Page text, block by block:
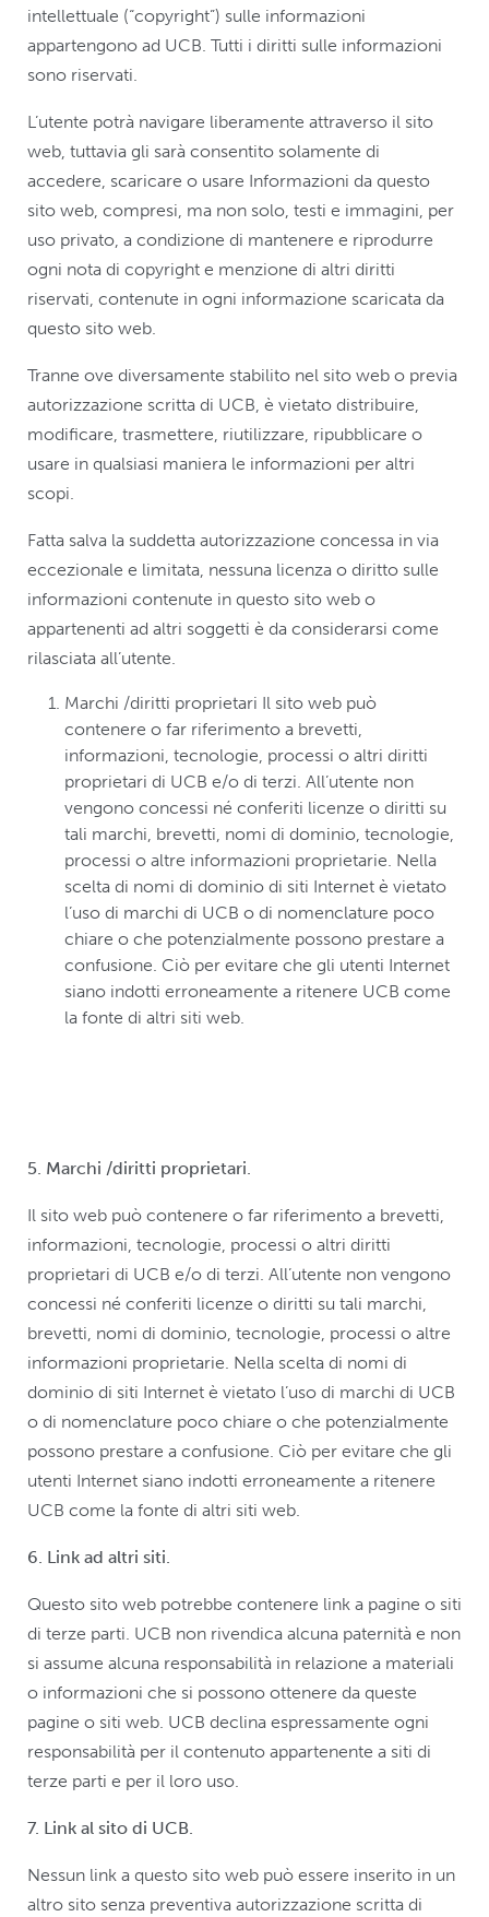
intellettuale (“copyright”) sulle informazioni
appartengono ad UCB. Tutti i diritti sulle informazioni
sono riservati.
L’utente potrà navigare liberamente attraverso il sito
web, tuttavia gli sarà consentito solamente di
accedere, scaricare o usare Informazioni da questo
sito web, compresi, ma non solo, testi e immagini, per
uso privato, a condizione di mantenere e riprodurre
ogni nota di copyright e menzione di altri diritti
riservati, contenute in ogni informazione scaricata da
questo sito web.
Tranne ove diversamente stabilito nel sito web o previa
autorizzazione scritta di UCB, è vietato distribuire,
modificare, trasmettere, riutilizzare, ripubblicare o
usare in qualsiasi maniera le informazioni per altri
scopi.
Fatta salva la suddetta autorizzazione concessa in via
eccezionale e limitata, nessuna licenza o diritto sulle
informazioni contenute in questo sito web o
appartenenti ad altri soggetti è da considerarsi come
rilasciata all’utente.
Marchi /diritti proprietari Il sito web può
contenere o far riferimento a brevetti,
informazioni, tecnologie, processi o altri diritti
proprietari di UCB e/o di terzi. All’utente non
vengono concessi né conferiti licenze o diritti su
tali marchi, brevetti, nomi di dominio, tecnologie,
processi o altre informazioni proprietarie. Nella
scelta di nomi di dominio di siti Internet è vietato
l’uso di marchi di UCB o di nomenclature poco
chiare o che potenzialmente possono prestare a
confusione. Ciò per evitare che gli utenti Internet
siano indotti erroneamente a ritenere UCB come
la fonte di altri siti web.
5. Marchi /diritti proprietari.
Il sito web può contenere o far riferimento a brevetti,
informazioni, tecnologie, processi o altri diritti
proprietari di UCB e/o di terzi. All’utente non vengono
concessi né conferiti licenze o diritti su tali marchi,
brevetti, nomi di dominio, tecnologie, processi o altre
informazioni proprietarie. Nella scelta di nomi di
dominio di siti Internet è vietato l’uso di marchi di UCB
o di nomenclature poco chiare o che potenzialmente
possono prestare a confusione. Ciò per evitare che gli
utenti Internet siano indotti erroneamente a ritenere
UCB come la fonte di altri siti web.
6. Link ad altri siti.
Questo sito web potrebbe contenere link a pagine o siti
di terze parti. UCB non rivendica alcuna paternità e non
si assume alcuna responsabilità in relazione a materiali
o informazioni che si possono ottenere da queste
pagine o siti web. UCB declina espressamente ogni
responsabilità per il contenuto appartenente a siti di
terze parti e per il loro uso.
7. Link al sito di UCB.
Nessun link a questo sito web può essere inserito in un
altro sito senza preventiva autorizzazione scritta di